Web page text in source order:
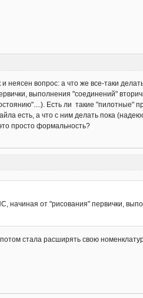
вопрос: а что же все-таки
выполнения "соединений"
Есть ли такие "пилотные"
есть, а что с ним делать пока
просто формальность?
начиная от "рисования" первички,
стала расширять свою